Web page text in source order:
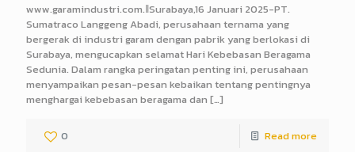
www.garamindustri.com.ǁSurabaya,16 Januari 2025-PT.
Sumatraco Langgeng Abadi, perusahaan ternama yang
bergerak di industri garam dengan pabrik yang berlokasi di
Surabaya, mengucapkan selamat Hari Kebebasan Beragama
Sedunia. Dalam rangka peringatan penting ini, perusahaan
menyampaikan pesan-pesan kebaikan tentang pentingnya
menghargai kebebasan beragama dan […]
0 Read more